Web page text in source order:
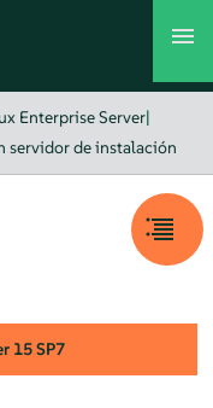
Enterprise Server|
servidor de instalación
15 SP7